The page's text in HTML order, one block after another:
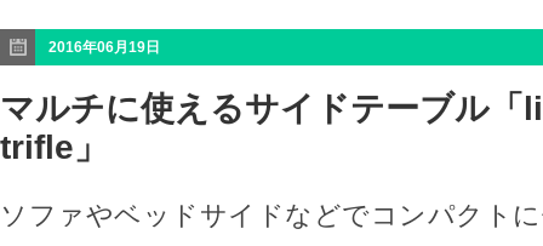
2016年06月19日
マルチに使えるサイドテーブル
trifle」
ソファやベッドサイドなどでコンパクト